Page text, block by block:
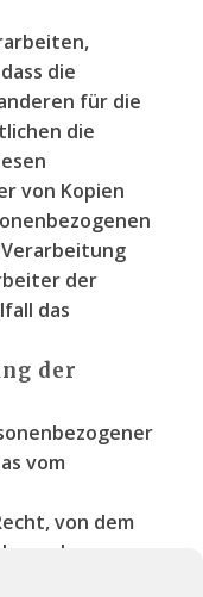
die
für die
die
von Kopien
der
das
der
vom
von dem
der
eine der